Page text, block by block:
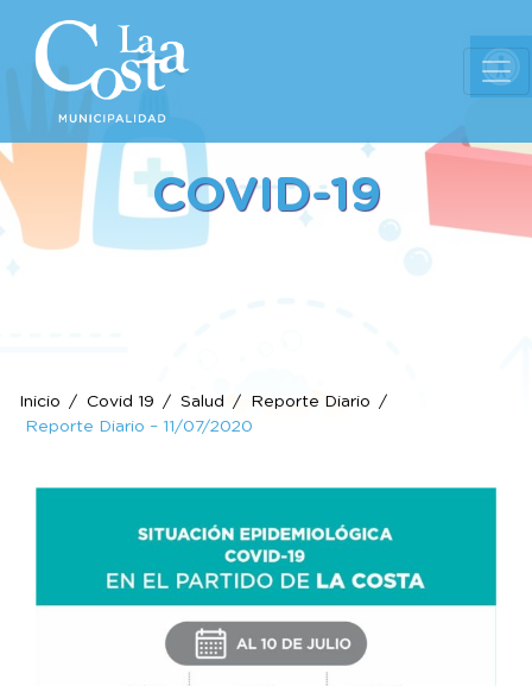
COVID-19
Inicio Covid 19 Salud
Reporte Diario
Reporte Diario – 11/07/2020